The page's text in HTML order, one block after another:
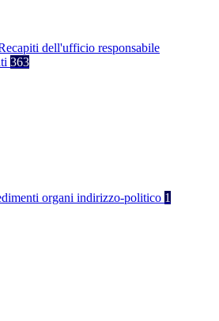
dell'ufficio responsabile
363
organi indirizzo-politico 1